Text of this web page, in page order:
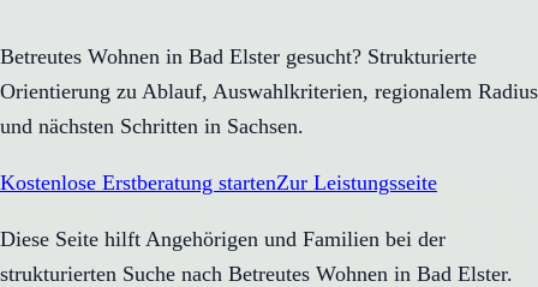
Betreutes Wohnen in Bad Elster gesucht? Strukturierte
Orientierung zu Ablauf, Auswahlkriterien, regionalem Radius
und nächsten Schritten in Sachsen.
Kostenlose Erstberatung startenZur Leistungsseite
Diese Seite hilft Angehörigen und Familien bei der
strukturierten Suche nach Betreutes Wohnen in Bad Elster.